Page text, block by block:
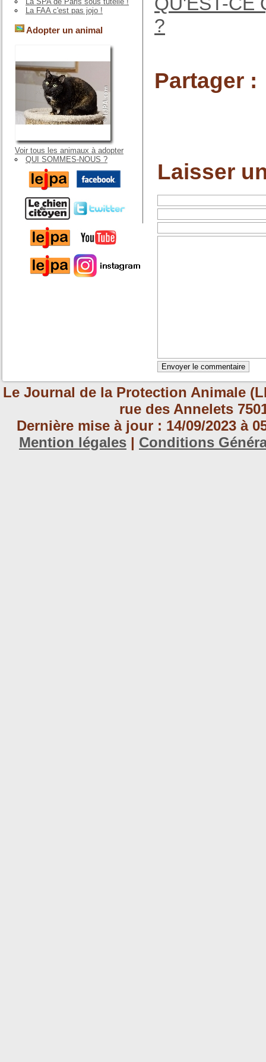
La FAA c'est pas jojo !
Adopter un animal
Voir tous les animaux à adopter
QUI SOMMES-NOUS ?
?
Partager :
Laisser
Le Journal de la Protection Animale
rue des Annelets
Dernière mise à jour : 14/09/2023 à
Mention légales | Conditions